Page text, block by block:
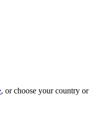
, or choose your country or